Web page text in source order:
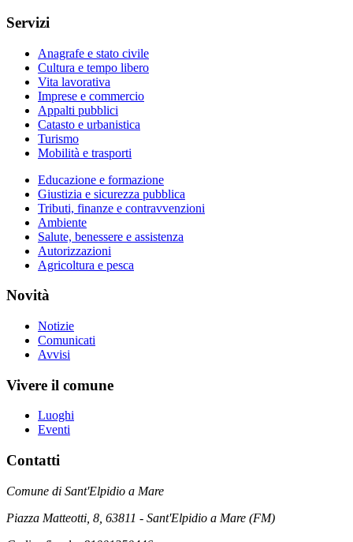
Servizi
Anagrafe e stato civile
Cultura e tempo libero
Vita lavorativa
Imprese e commercio
Appalti pubblici
Catasto e urbanistica
Turismo
Mobilità e trasporti
Educazione e formazione
Giustizia e sicurezza pubblica
Tributi, finanze e contravvenzioni
Ambiente
Salute, benessere e assistenza
Autorizzazioni
Agricoltura e pesca
Novità
Notizie
Comunicati
Avvisi
Vivere il comune
Luoghi
Eventi
Contatti
Comune di Sant'Elpidio a Mare
Piazza Matteotti, 8, 63811 - Sant'Elpidio a Mare (FM)